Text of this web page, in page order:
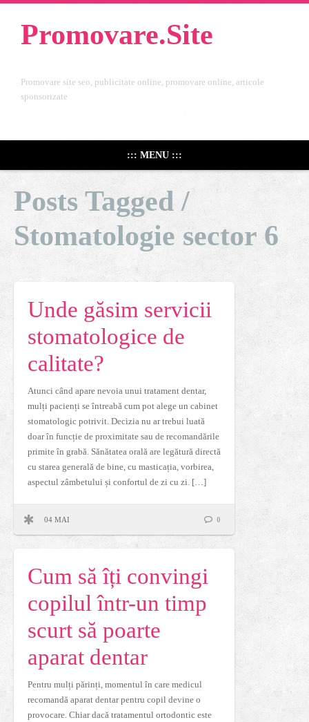
Promovare.Site
Promovare site seo, publicitate online, promovare online, articole
sponsorizate
::: MENU :::
Posts Tagged /
Stomatologie sector 6
Unde găsim servicii
stomatologice de
calitate?
Atunci când apare nevoia unui tratament dentar,
mulți pacienți se întreabă cum pot alege un cabinet
stomatologic potrivit. Decizia nu ar trebui luată
doar în funcție de proximitate sau de recomandările
primite în grabă. Sănătatea orală are legătură directă
cu starea generală de bine, cu masticația, vorbirea,
aspectul zâmbetului și confortul de zi cu zi. […]
04 MAI 0
Cum să îți convingi
copilul într-un timp
scurt să poarte
aparat dentar
Pentru mulți părinți, momentul în care medicul
recomandă aparat dentar pentru copil devine o
provocare. Chiar dacă tratamentul ortodontic este